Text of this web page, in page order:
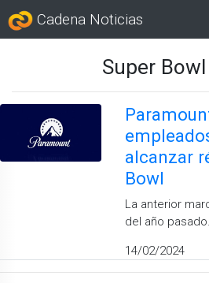
Cadena Noticias
Super Bowl
alcanzar
Bowl
La anterior
del año pasado.
14/02/2024